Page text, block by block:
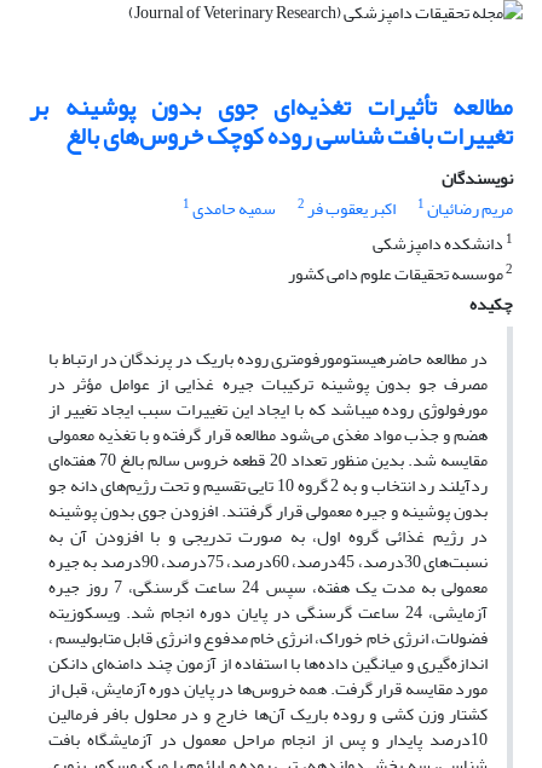
مطالعه تأثیرات تغذیه‌ای جوی بدون پوشینه بر
تغییرات بافت شناسی روده کوچک خروس‌های بالغ
نویسندگان
مریم رضائیان1 اکبر یعقوب فر2 سمیه حامدی1
1 دانشکده دامپزشکی
2موسسه تحقیقات علوم دامی کشور
چکیده
در مطالعه حاضر‌هیستومورفومتری روده باریک در پرندگان در ارتباط با
مصرف جو بدون پوشینه ترکیبات جیره غذایی از عوامل مؤثر در
مورفولوژی روده میباشد که با ایجاد این تغییرات سبب ایجاد تغییر از
هضم و جذب مواد مغذی می‌شود مطالعه قرار گرفته و با تغذیه معمولی
مقایسه شد. بدین منظور تعداد 20 قطعه خروس سالم بالغ 70 هفته‌ای
ردآیلند رد انتخاب و به 2 گروه 10 تایی تقسیم و تحت رژیم‌های دانه جو
بدون پوشینه و جیره معمولی قرار گرفتند. افزودن جوی بدون پوشینه
در رژیم غذائی گروه اول، به صورت تدریجی و با افزودن آن به
نسبت‌های 30درصد، 45درصد، 60درصد، 75درصد، 90درصد به جیره
معمولی به مدت یک هفته، سپس 24 ساعت گرسنگی، 7 روز جیره
آزمایشی، 24 ساعت گرسنگی در پایان دوره انجام شد. ویسکوزیته
فضولات، انرژی خام خوراک، انرژی خام مدفوع و انرژی قابل متابولیسم ،
اندازه‌گیری و میانگین داده‌ها با استفاده از آزمون چند دامنه‌ای دانکن
مورد مقایسه قرار گرفت. همه خروس‌ها در پایان دوره آزمایش، قبل از
کشتار وزن کشی و روده باریک آن‌ها خارج و در محلول بافر فرمالین
10درصد پایدار و پس از انجام مراحل معمول در آزمایشگاه بافت